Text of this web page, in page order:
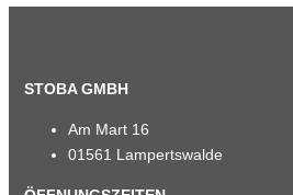
STOBA GMBH
Am Mart 16
01561 Lampertswalde